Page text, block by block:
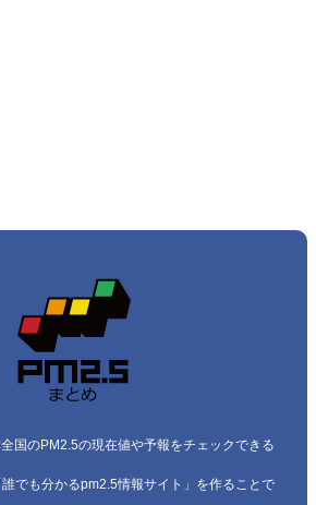
国のPM2.5の現在値や予報をチェックできる
でも分かるpm2.5情報サイト」を作ることで